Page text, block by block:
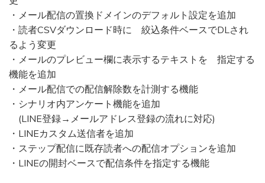
・メール配信の置換ドメインのデフォルト設定を追加
・読者CSVダウンロード時に 絞込条件ベースでDLされ
るよう変更
・メールのプレビュー欄に表示するテキストを 指定する
機能を追加
・メール配信での配信解除数を計測する機能
・シナリオ内アンケート機能を追加
(LINE登録→メールアドレス登録の流れに対応)
・LINEカスタム送信者を追加
・ステップ配信に既存読者への配信オプションを追加
・LINEの開封ベースで配信条件を指定する機能